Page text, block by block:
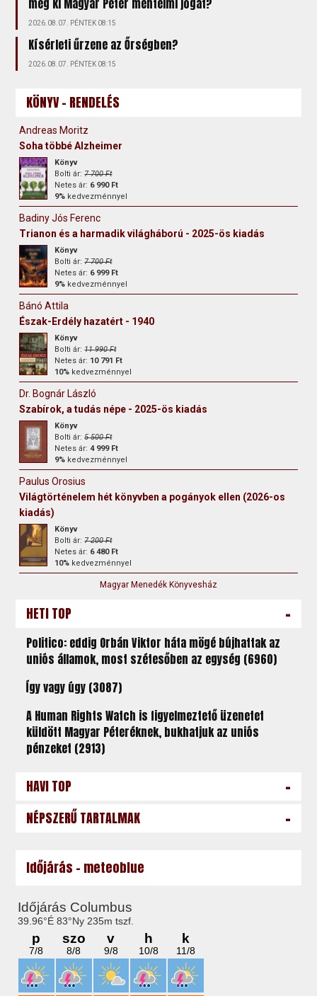
2026.08.07. PÉNTEK 08:15
Kísérleti űrzene az Őrségben?
2026.08.07. PÉNTEK 08:15
KÖNYV - RENDELÉS
Andreas Moritz
Soha többé Alzheimer
Könyv
Bolti ár:7 700 Ft
Netes ár: 6 990 Ft
9% kedvezménnyel
Badiny Jós Ferenc
Trianon és a harmadik világháború - 2025-ös kiadás
Könyv
Bolti ár:7 700 Ft
Netes ár: 6 999 Ft
9% kedvezménnyel
Bánó Attila
Észak-Erdély hazatért - 1940
Könyv
Bolti ár:11 990 Ft
Netes ár: 10 791 Ft
10% kedvezménnyel
Dr. Bognár László
Szabírok, ​a tudás népe - 2025-ös kiadás
Könyv
Bolti ár:5 500 Ft
Netes ár:4 999 Ft
9% kedvezménnyel
Paulus Orosius
Világtörténelem hét könyvben a pogányok ellen (2026-os
kiadás)
Könyv
Bolti ár:7 200 Ft
Netes ár: 6 480 Ft
10% kedvezménnyel
Magyar Menedék Könyvesház
HETI TOP -
Politico: eddig Orbán Viktor háta mögé bújhattak az
uniós államok, most szétesőben az egység (6960)
Így vagy úgy (3087)
A Human Rights Watch is figyelmeztető üzenetet
küldött Magyar Péteréknek, bukhatjuk az uniós
pénzeket (2913)
HAVI TOP -
NÉPSZERŰ TARTALMAK -
Időjárás - meteoblue